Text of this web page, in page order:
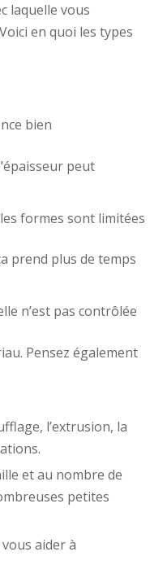
laquelle vous
en quoi les types
bien
peut
formes sont limitées
prend plus de temps
n’est pas contrôlée
Pensez également
l’extrusion, la
et au nombre de
petites
aider à